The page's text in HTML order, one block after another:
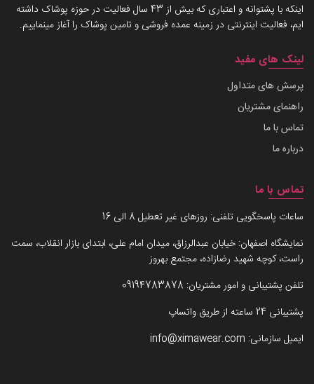
اینکه با پشتوانه و اعتباری که بیش از 43 سال فعالیت در حوزه پوشاک داشته
ایم، فعالیت اینترنتی در زمینه عمده فروشی و تامین پوشاک را آغاز مینماییم.
لینک های مفید
پرسش های متداول
راهنمای مشتریان
تماس با ما
درباره ما
تماس با ما
ساعات پاسخگویی تلفنی: روزهای غیر تعطیل 8 الی 16
نمایشگاه اصفهان: خیابان عبدالرزاق، میدان امام علی، ابتدای بازار انقلاب، سمت
راست، کوچه شهید رضازاده، مجتمع بهروز
تلفن پشتیبانی و امور مشتریان: 09194783878
پشتیبانی 24 ساعته از طریق واتساپ
ایمیل سازمانی: info@ximawear.com